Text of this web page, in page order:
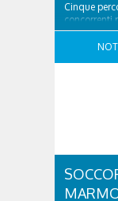
Cinque
concorrenti
questa è la
Trail by